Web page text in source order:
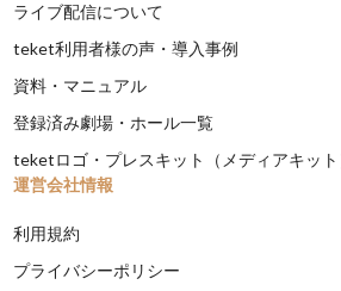
ライブ配信について
teket利用者様の声・導入事例
資料・マニュアル
登録済み劇場・ホール一覧
teketロゴ・プレスキット（メディアキット
運営会社情報
利用規約
プライバシーポリシー